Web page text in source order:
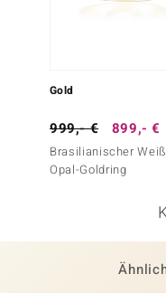
Gold
999,- € 899,- €
Brasilianischer
Opal-Goldring